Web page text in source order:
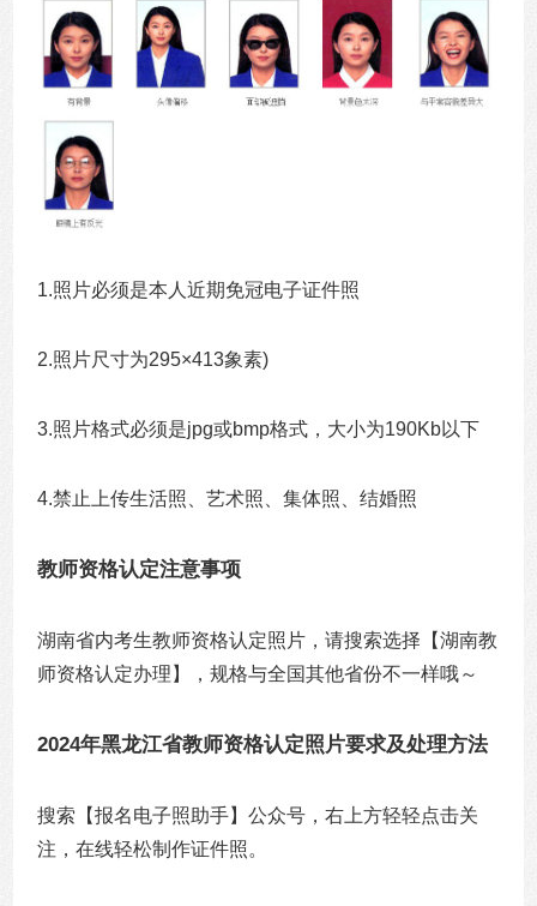
1.照片必须是本人近期免冠电子证件照
2.照片尺寸为295×413象素)
3.照片格式必须是jpg或bmp格式，大小为190Kb以下
4.禁止上传生活照、艺术照、集体照、结婚照
教师资格认定注意事项
湖南省内考生教师资格认定照片，请搜索选择【湖南教
师资格认定办理】，规格与全国其他省份不一样哦～
2024年黑龙江省教师资格认定照片要求及处理方法
搜索【报名电子照助手】公众号，右上方轻轻点击关
注，在线轻松制作证件照。